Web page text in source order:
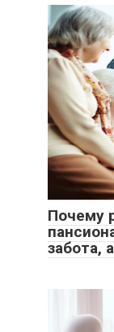
Почему
забота,